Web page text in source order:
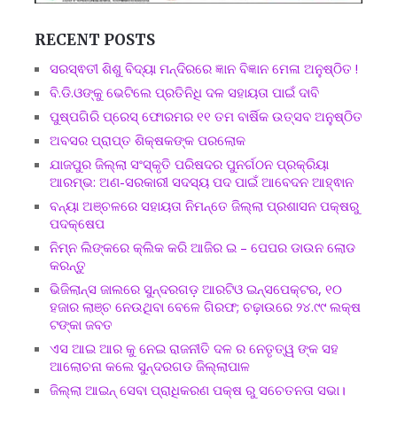
RECENT POSTS
ସରସ୍ଵତୀ ଶିଶୁ ବିଦ୍ୟା ମନ୍ଦିରରେ ଜ୍ଞାନ ବିଜ୍ଞାନ ମେଳା ଅନୁଷ୍ଠିତ !
ବି.ଡି.ଓଙ୍କୁ ଭେଟିଲେ ପ୍ରତିନିଧି ଦଳ ସହାୟତା ପାଇଁ ଦାବି
ପୁଷ୍ପଗିରି ପ୍ରେସ୍ ଫୋରମର ୧୧ ତମ ବାର୍ଷିକ ଉତ୍ସବ ଅନୁଷ୍ଠିତ
ଅବସର ପ୍ରାପ୍ତ ଶିକ୍ଷକଙ୍କ ପରଲୋକ
ଯାଜପୁର ଜିଲ୍ଲା ସଂସ୍କୃତି ପରିଷଦର ପୁନର୍ଗଠନ ପ୍ରକ୍ରିୟା
ଆରମ୍ଭ: ଅଣ-ସରକାରୀ ସଦସ୍ୟ ପଦ ପାଇଁ ଆବେଦନ ଆହ୍ଵାନ
ବନ୍ୟା ଅଞ୍ଚଳରେ ସହାୟତା ନିମନ୍ତେ ଜିଲ୍ଲା ପ୍ରଶାସନ ପକ୍ଷରୁ
ପଦକ୍ଷେପ
ନିମ୍ନ ଲିଙ୍କରେ କ୍ଲିକ କରି ଆଜିର ଇ – ପେପର ଡାଉନ ଲୋଡ
କରନ୍ତୁ
ଭିଜିଲାନ୍ସ ଜାଲରେ ସୁନ୍ଦରଗଡ଼ ଆରଟିଓ ଇନ୍ସପେକ୍ଟର, ୧୦
ହଜାର ଲାଞ୍ଚ ନେଉଥିବା ବେଳେ ଗିରଫ; ଚଢ଼ାଉରେ ୨୪.୯୯ ଲକ୍ଷ
ଟଙ୍କା ଜବତ
ଏସ ଆଇ ଆର କୁ ନେଇ ରାଜନୀତି ଦଳ ର ନେତୃତ୍ୱ ଙ୍କ ସହ
ଆଲୋଚନା କଲେ ସୁନ୍ଦରଗଡ ଜିଲ୍ଲାପାଳ
ଜିଲ୍ଲା ଆଇନ୍ ସେବା ପ୍ରାଧିକରଣ ପକ୍ଷ ରୁ ସଚେତନତା ସଭା।